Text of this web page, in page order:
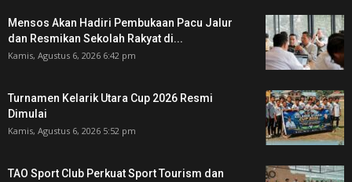
Mensos Akan Hadiri Pembukaan Pacu Jalur
dan Resmikan Sekolah Rakyat di...
Kamis, Agustus 6, 2026 6:42 pm
Turnamen Kelarik Utara Cup 2026 Resmi
Dimulai
Kamis, Agustus 6, 2026 5:52 pm
TAO Sport Club Perkuat Sport Tourism dan